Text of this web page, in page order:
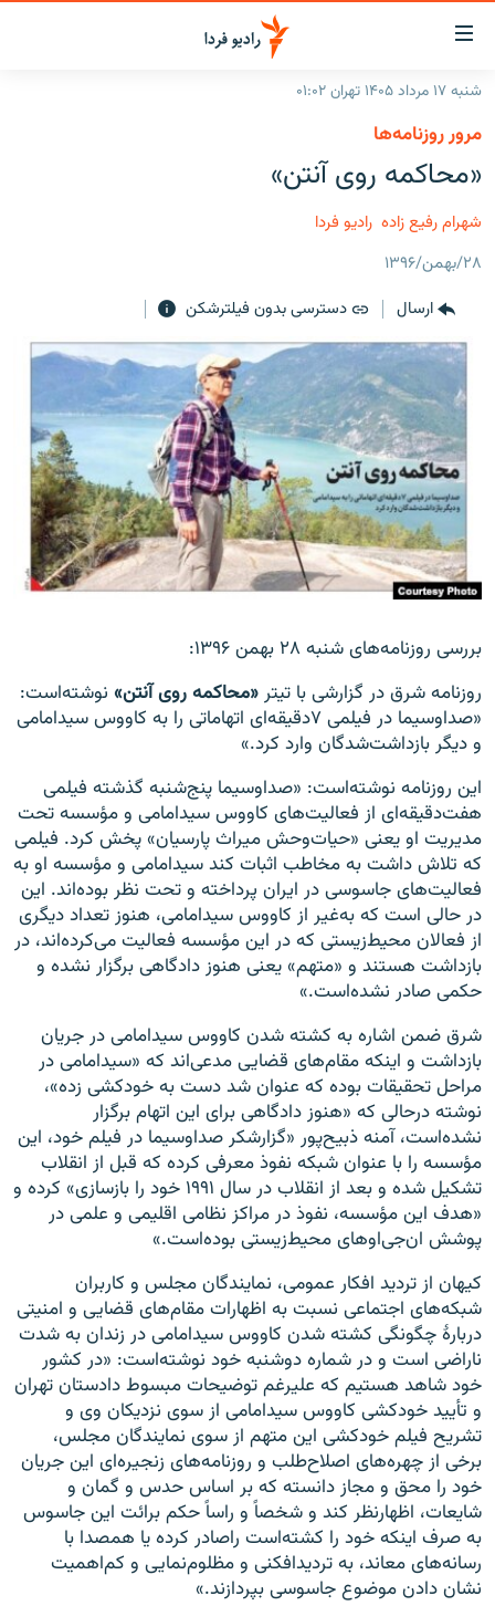
لینک‌های
قابلیت
دسترسی
بازگشت
منوی
اصلی
جستجو
رادیو
انتخاب کنید و بشنوید
برنامه‌های رادیویی
فرکانس‌ها
پادکست
چندرسانه‌ای
گزارش‌های تصویری
گزارش‌های ویدئویی
زنان فردا
English
به ما بپیوندید
شنبه ۱۷ مرداد ۱۴۰۵ تهران ۰۱:۰۲
مرور روزنامه‌ها
«محاکمه روی آنتن»
شهرام رفیع زاده رادیو فردا
۲۸/بهمن/۱۳۹۶
ارسال
دسترسی بدون فیلترشکن
بررسی روزنامه‌های شنبه ۲۸ بهمن ۱۳۹۶:
روزنامه شرق در گزارشی با تیتر«محاکمه روی آنتن» نوشته‌است:
«صداوسیما در فیلمی ۷دقیقه‌ای اتهاماتی را به کاووس سیدامامی
و دیگر بازداشت‌شدگان وارد کرد.»
این روزنامه نوشته‌است: «صداوسیما پنج‌شنبه گذشته فیلمی
هفت‌دقیقه‌ای از فعالیت‌های کاووس سیدامامی و مؤسسه تحت
مدیریت او یعنی «حیات‌وحش میراث پارسیان» پخش کرد. فیلمی
که تلاش داشت به مخاطب اثبات کند سیدامامی و مؤسسه او به
فعالیت‌های جاسوسی در ایران پرداخته و تحت نظر بوده‌اند. این
در حالی است که به‌غیر از کاووس سیدامامی، هنوز تعداد دیگری
از فعالان محیط‌زیستی که در این مؤسسه فعالیت می‌کرده‌اند، در
بازداشت هستند و «متهم» یعنی هنوز دادگاهی برگزار نشده و
حکمی صادر نشده‌است.»
شرق ضمن اشاره به کشته شدن کاووس سیدامامی در جریان
بازداشت و اینکه مقام‌های قضایی مدعی‌اند که «سیدامامی در
مراحل تحقیقات بوده که عنوان شد دست به خودکشی زده»،
نوشته درحالی که «هنوز دادگاهی برای این اتهام برگزار
نشده‌است، آمنه ذبیح‌پور «گزارشکر صداوسیما در فیلم خود، این
مؤسسه را با عنوان شبکه نفوذ معرفی کرده که قبل از انقلاب
تشکیل شده و بعد از انقلاب در سال ۱۹۹۱ خود را بازسازی» کرده و
«هدف این مؤسسه، نفوذ در مراکز نظامی اقلیمی و علمی در
پوشش ان‌جی‌اوهای محیط‌زیستی بوده‌است.»
کیهان از تردید افکار عمومی، نمایندگان مجلس و کاربران
شبکه‌های اجتماعی نسبت به اظهارات مقام‌های قضایی و امنیتی
دربارهٔ چگونگی کشته شدن کاووس سیدامامی در زندان به شدت
ناراضی است و در شماره دوشنبه خود نوشته‌است: «در کشور
خود شاهد هستیم که علیرغم توضیحات مبسوط دادستان تهران
و تأیید خودکشی کاووس سیدامامی از سوی نزدیکان وی و
تشریح فیلم خودکشی این متهم از سوی نمایندگان مجلس،
برخی از چهره‌های اصلاح‌طلب و روزنامه‌های زنجیره‌ای این جریان
خود را محق و مجاز دانسته که بر اساس حدس و گمان و
شایعات، اظهارنظر کند و شخصاً و راساً حکم برائت این جاسوس
به صرف اینکه خود را کشته‌است راصادر کرده یا همصدا با
رسانه‌های معاند، به تردیدافکنی و مظلوم‌نمایی و کم‌اهمیت
نشان دادن موضوع جاسوسی بپردازند.»